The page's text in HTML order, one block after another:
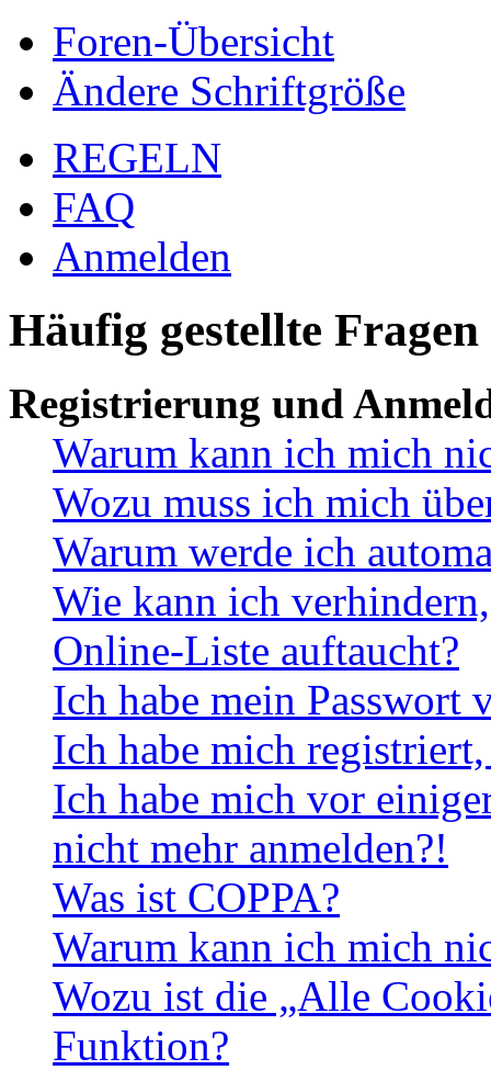
Foren-Übersicht
Ändere Schriftgröße
REGELN
FAQ
Anmelden
Häufig gestellte Fragen
Registrierung und
Warum kann ich mich
Wozu muss ich mich
Warum werde ich
Wie kann ich
Online-Liste auftaucht?
Ich habe mein Passwort
Ich habe mich
Ich habe mich vor
nicht mehr anmelden?!
Was ist COPPA?
Warum kann ich mich
Wozu ist die „Alle
Funktion?